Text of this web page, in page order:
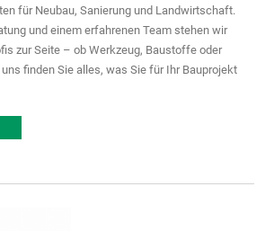
für Neubau, Sanierung und Landwirtschaft.
und einem erfahrenen Team stehen wir
zur Seite – ob Werkzeug, Baustoffe oder
finden Sie alles, was Sie für Ihr Bauprojekt